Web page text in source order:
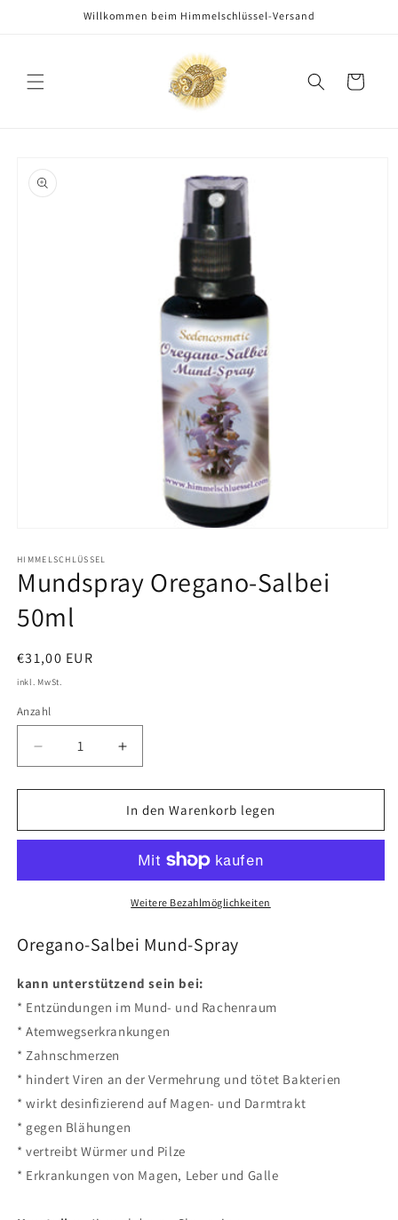
Willkommen beim Himmelschlüssel-Versand
Warenkorb
in
Modal
öffnen
HIMMELSCHLÜSSEL
Mundspray Oregano-Salbei
50ml
Normaler
Preis
€31,00 EUR
inkl. MwSt.
Anzahl
Verringere
die
Menge
Mundspray
50ml
Erhöhe
die
Menge
für
Mundspray
Oregano-
Salbei
50ml
In den Warenkorb legen
Weitere Bezahlmöglichkeiten
Oregano-Salbei Mund-Spray
kann unterstützend sein bei:
* Entzündungen im Mund- und Rachenraum
* Atemwegserkrankungen
* Zahnschmerzen
* hindert Viren an der Vermehrung und tötet Bakterien
* wirkt desinfizierend auf Magen- und Darmtrakt
* gegen Blähungen
* vertreibt Würmer und Pilze
* Erkrankungen von Magen, Leber und Galle